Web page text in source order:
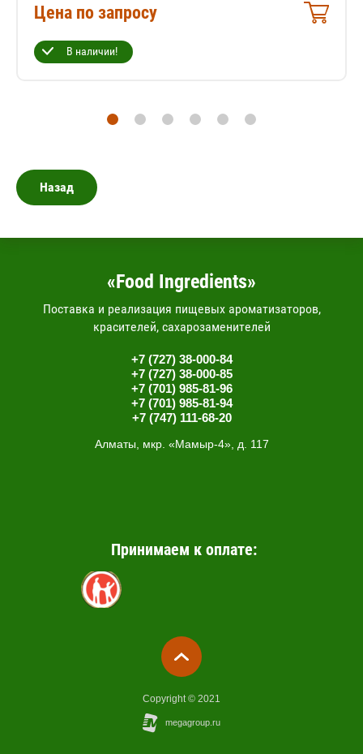
Цена по запросу
В наличии!
Назад
«Food Ingredients»
Поставка и реализация пищевых ароматизаторов,
красителей, сахарозаменителей
+7 (727) 38-000-84
+7 (727) 38-000-85
+7 (701) 985-81-96
+7 (701) 985-81-94
+7 (747) 111-68-20
Алматы, мкр. «Мамыр-4», д. 117
Принимаем к оплате:
Copyright © 2021